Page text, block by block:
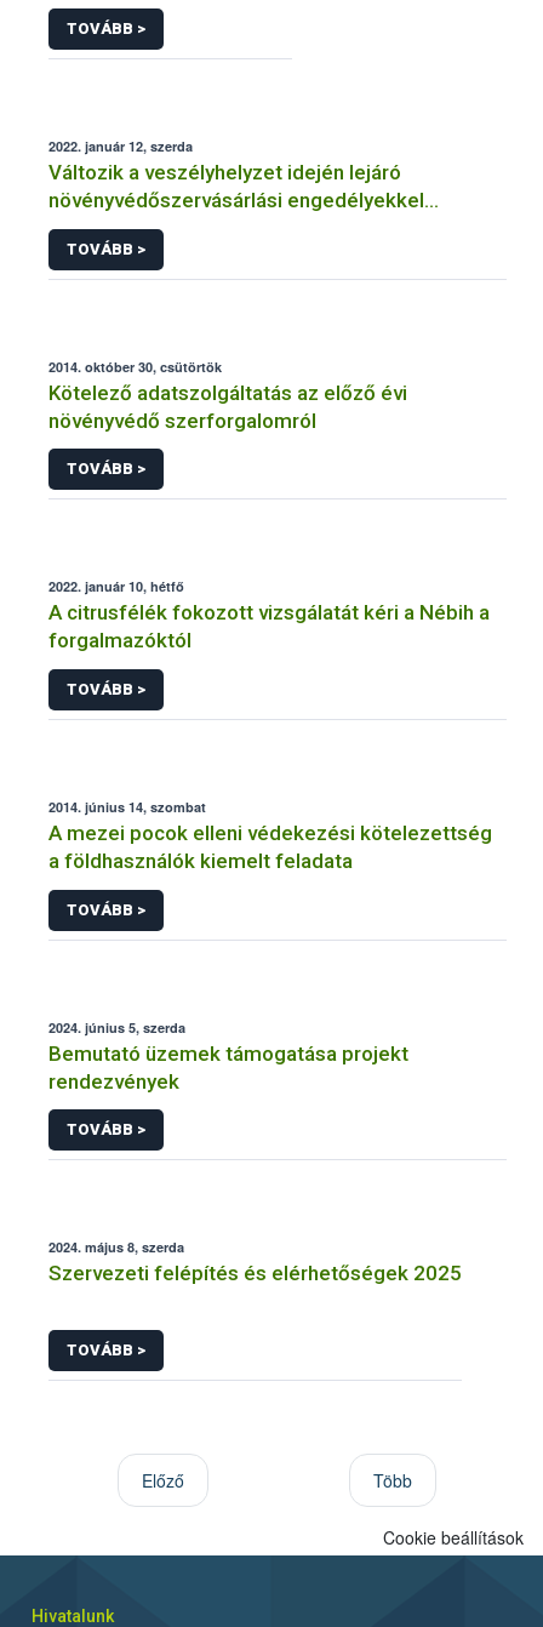
TOVÁBB >
2022. január 12, szerda
Változik a veszélyhelyzet idején lejáró
növényvédőszervásárlási engedélyekkel
kapcsolatos szabályozás
TOVÁBB >
2014. október 30, csütörtök
Kötelező adatszolgáltatás az előző évi
növényvédő szerforgalomról
TOVÁBB >
2022. január 10, hétfő
A citrusfélék fokozott vizsgálatát kéri a Nébih a
forgalmazóktól
TOVÁBB >
2014. június 14, szombat
A mezei pocok elleni védekezési kötelezettség
a földhasználók kiemelt feladata
TOVÁBB >
2024. június 5, szerda
Bemutató üzemek támogatása projekt
rendezvények
TOVÁBB >
2024. május 8, szerda
Szervezeti felépítés és elérhetőségek 2025
TOVÁBB >
Előző Több
Cookie beállítások
Hivatalunk